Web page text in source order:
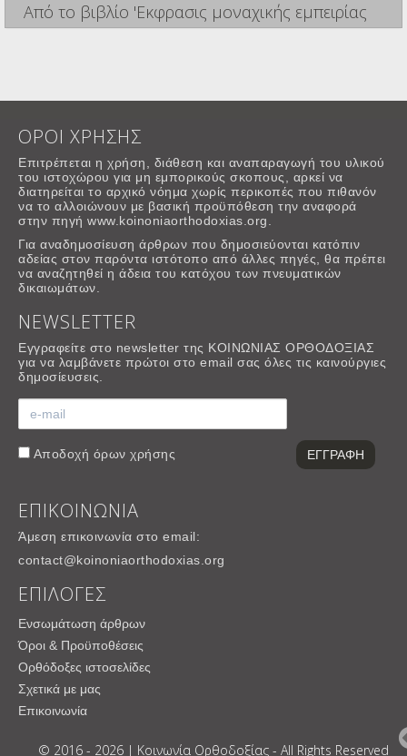
Από το βιβλίο 'Εκφρασις μοναχικής εμπειρίας
ΟΡΟΙ ΧΡΗΣΗΣ
Επιτρέπεται η χρήση, διάθεση και αναπαραγωγή του υλικού
του ιστοχώρου για μη εμπορικούς σκοπους, αρκεί να
διατηρείται το αρχικό νόημα χωρίς περικοπές που πιθανόν
να το αλλοιώνουν με βασική προϋπόθεση την αναφορά
στην πηγή www.koinoniaorthodoxias.org.
Για αναδημοσίευση άρθρων που δημοσιεύονται κατόπιν
αδείας στον παρόντα ιστότοπο από άλλες πηγές, θα πρέπει
να αναζητηθεί η άδεια του κατόχου των πνευματικών
δικαιωμάτων.
NEWSLETTER
Εγγραφείτε στο newsletter της ΚΟΙΝΩΝΙΑΣ ΟΡΘΟΔΟΞΙΑΣ
για να λαμβάνετε πρώτοι στο email σας όλες τις καινούργιες
δημοσίευσεις.
Αποδοχή όρων χρήσης
ΕΠΙΚΟΙΝΩΝΙΑ
Άμεση επικοινωνία στο email:
contact@koinoniaorthodoxias.org
ΕΠΙΛΟΓΕΣ
Ενσωμάτωση άρθρων
Όροι & Προϋποθέσεις
Ορθόδοξες ιστοσελίδες
Σχετικά με μας
Επικοινωνία
© 2016 - 2026 | Κοινωνία Ορθοδοξίας - All Rights Reserved